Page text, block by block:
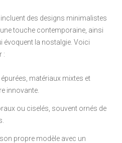
incluent des designs minimalistes
touche contemporaine, ainsi
évoquent la nostalgie. Voici
:
épurées, matériaux mixtes et
innovante.
ou ciselés, souvent ornés de
propre modèle avec un